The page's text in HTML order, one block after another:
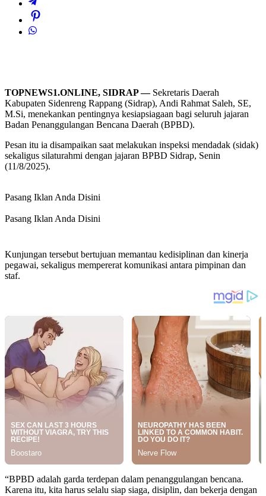
TOPNEWS1.ONLINE, SIDRAP —Sekretaris Daerah
Kabupaten Sidenreng Rappang (Sidrap), Andi Rahmat Saleh, SE,
M.Si, menekankan pentingnya kesiapsiagaan bagi seluruh jajaran
Badan Penanggulangan Bencana Daerah (BPBD).
Pesan itu ia disampaikan saat melakukan inspeksi mendadak (sidak)
sekaligus silaturahmi dengan jajaran BPBD Sidrap, Senin
(11/8/2025).
Pasang Iklan Anda Disini
Pasang Iklan Anda Disini
Kunjungan tersebut bertujuan memantau kedisiplinan dan kinerja
pegawai, sekaligus mempererat komunikasi antara pimpinan dan
staf.
“BPBD adalah garda terdepan dalam penanggulangan bencana.
Karena itu, kita harus selalu siap siaga, disiplin, dan bekerja dengan